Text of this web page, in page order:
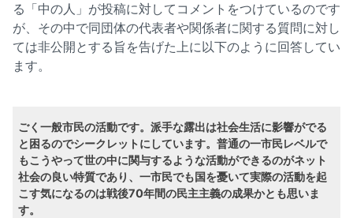
る「中の人」が投稿に対してコメントをつけているのです
が、その中で同団体の代表者や関係者に関する質問に対し
ては非公開とする旨を告げた上に以下のように回答してい
ます。
ごく一般市民の活動です。派手な露出は社会生活に影響がでる
と困るのでシークレットにしています。普通の一市民レベルで
もこうやって世の中に関与するような活動ができるのがネット
社会の良い特質であり、一市民でも国を憂いて実際の活動を起
こす気になるのは戦後70年間の民主主義の成果かとも思いま
す。